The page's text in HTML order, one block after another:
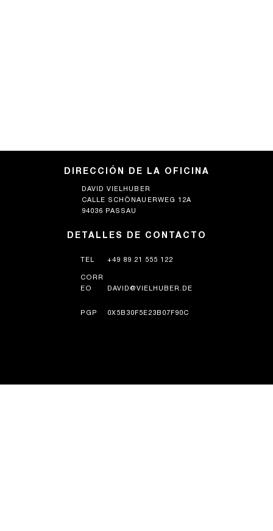
DIRECCIÓN DE LA OFICINA
DAVID VIELHUBER
CALLE SCHÖNAUERWEG 12A
94036 PASSAU
DETALLES DE CONTACTO
TEL +49 89 21 555 122
CORR
EO
DAVID@VIELHUBER.DE
PGP 0X5B30F5E23B07F90C